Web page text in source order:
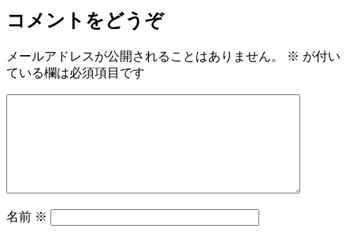
コメントをどうぞ
メールアドレスが公開されることはありません。 ※ が付い
ている欄は必須項目です
名前 ※